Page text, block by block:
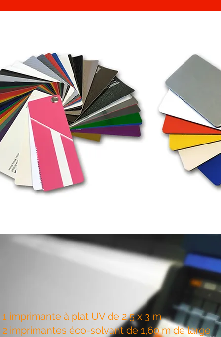
1 imprimante à plat UV de 2,5 x 3 m
2 imprimantes éco-solvant de 1,60 m de large